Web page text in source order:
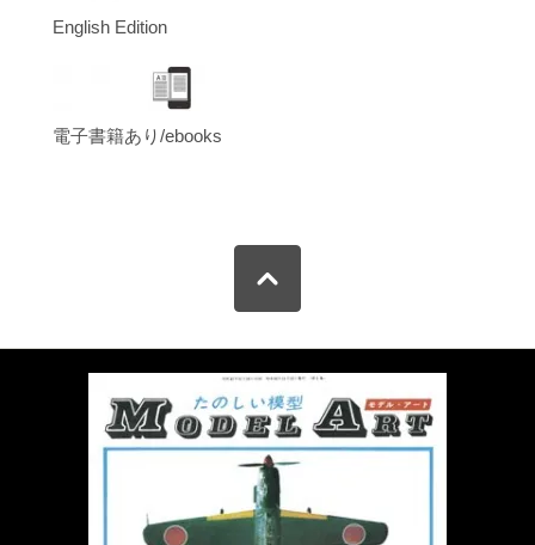
English Edition
電子書籍あり/ebooks